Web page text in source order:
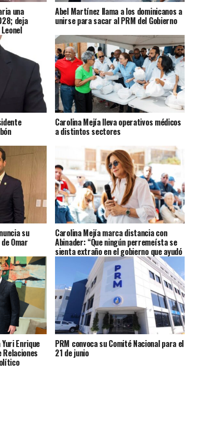
una
deja
Abel Martínez llama a los dominicanos a
unirse para sacar al PRM del Gobierno
Carolina Mejía lleva operativos médicos
a distintos sectores
su
Omar
Carolina Mejía marca distancia con
Abinader: “Que ningún perremeísta se
sienta extraño en el gobierno que ayudó
a construir”
Enrique PRM convoca su Comité Nacional para el
21 de junio